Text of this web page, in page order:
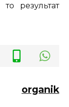
результат
organik